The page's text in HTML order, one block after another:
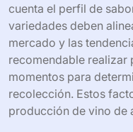
Al seleccionar
fundamental
variedades deben
un crecimiento
las características del
calidad del vino. La
aspecto clave; las